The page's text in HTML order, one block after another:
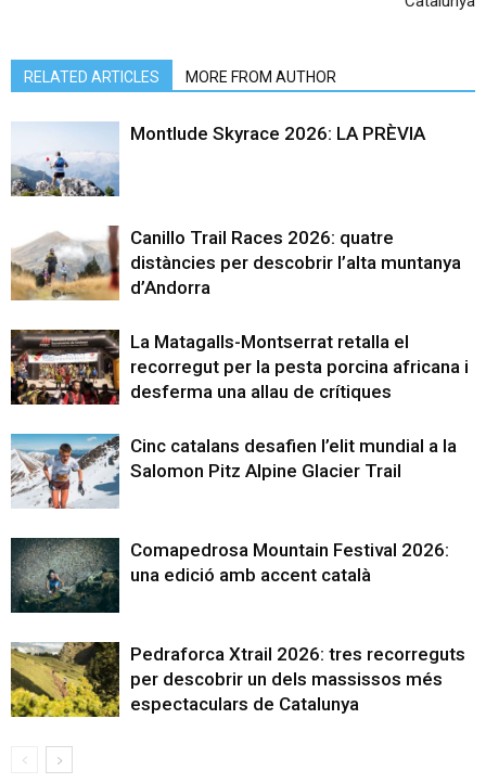
RELATED ARTICLES MORE FROM AUTHOR
Montlude Skyrace 2026: LA PRÈVIA
Canillo Trail Races 2026: quatre
distàncies per descobrir l’alta muntanya
d’Andorra
La Matagalls-Montserrat retalla el
recorregut per la pesta porcina africana i
desferma una allau de crítiques
Cinc catalans desafien l’elit mundial a la
Salomon Pitz Alpine Glacier Trail
Comapedrosa Mountain Festival 2026:
una edició amb accent català
Pedraforca Xtrail 2026: tres recorreguts
per descobrir un dels massissos més
espectaculars de Catalunya